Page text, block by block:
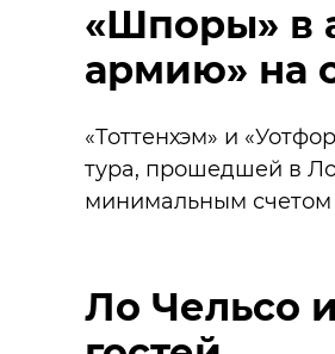
«Шпоры» в
армию» на
«Тоттенхэм» и
тура, прошедшей в
минимальным счетом
Ло Чельсо